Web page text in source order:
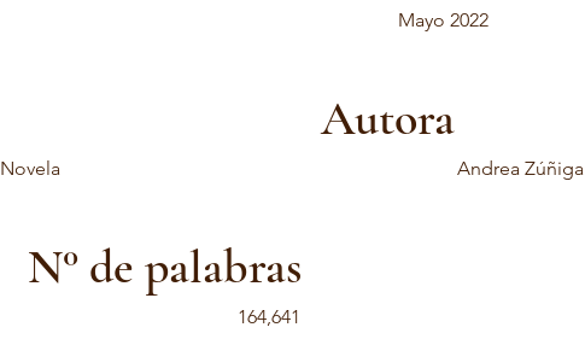
Mayo 2022
Novela
Autora
Andrea Zúñiga
N° de palabras
164,641